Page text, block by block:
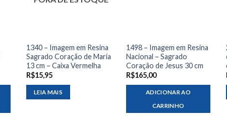
1340 – Imagem em Resina
Sagrado Coração de Maria
13 cm – Caixa Vermelha
R$15,95
LEIA MAIS
1498 – Imagem em Resina
Nacional – Sagrado
Coração de Jesus 30 cm
R$165,00
ADICIONAR AO
CARRINHO